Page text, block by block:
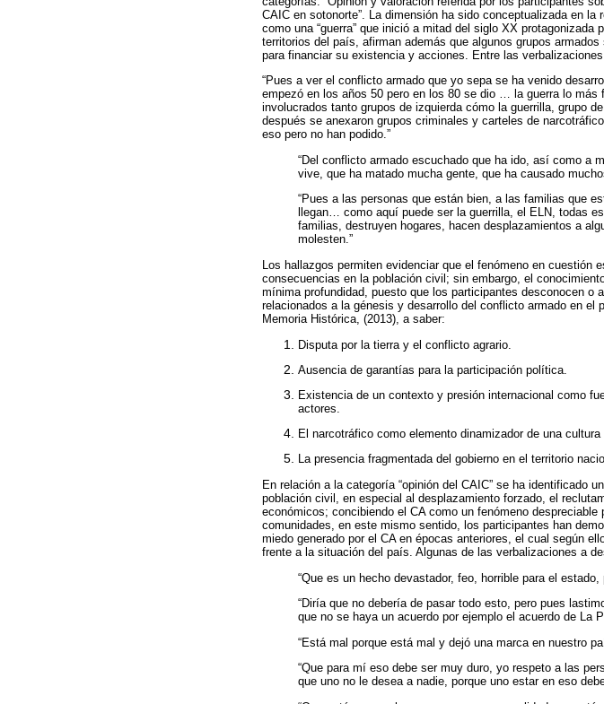
CAIC en sotonorte”. La dimensión ha sido conceptualizada en
como una “guerra” que inició a mitad del siglo XX
territorios del país, afirman además que algunos grupos
para financiar su existencia y acciones. Entre las
“Pues a ver el conflicto armado que yo sepa se ha venido
empezó en los años 50 pero en los 80 se dio … la guerra lo
involucrados tanto grupos de izquierda cómo la guerrilla, grupo
después se anexaron grupos criminales y carteles de
eso pero no han podido.”
“Del conflicto armado escuchado que ha ido, así como a
vive, que ha matado mucha gente, que ha causado
“Pues a las personas que están bien, a las familias que
llegan… como aquí puede ser la guerrilla, el ELN, todas
familias, destruyen hogares, hacen desplazamientos a
molesten.”
Los hallazgos permiten evidenciar que el fenómeno en cuestión
consecuencias en la población civil; sin embargo, el
mínima profundidad, puesto que los participantes desconocen o
relacionados a la génesis y desarrollo del conflicto armado en
Memoria Histórica, (2013), a saber:
Disputa por la tierra y el conflicto agrario.
Ausencia de garantías para la participación política.
Existencia de un contexto y presión internacional como
actores.
El narcotráfico como elemento dinamizador de una
La presencia fragmentada del gobierno en el territorio
En relación a la categoría “opinión del CAIC” se ha identificado
población civil, en especial al desplazamiento forzado, el
económicos; concibiendo el CA como un fenómeno
comunidades, en este mismo sentido, los participantes han
miedo generado por el CA en épocas anteriores, el cual según
frente a la situación del país. Algunas de las verbalizaciones a
“Que es un hecho devastador, feo, horrible para el
“Diría que no debería de pasar todo esto, pero pues
que no se haya un acuerdo por ejemplo el acuerdo de La
“Está mal porque está mal y dejó una marca en nuestro
“Que para mí eso debe ser muy duro, yo respeto a las
que uno no le desea a nadie, porque uno estar en eso